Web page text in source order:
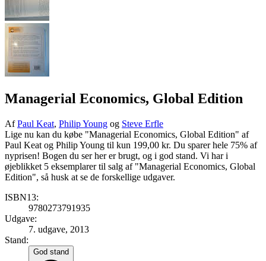
Managerial Economics, Global Edition
AfPaul Keat, Philip Young og Steve Erfle
Lige nu kan du købe "Managerial Economics, Global Edition" af
Paul Keat og Philip Young til kun 199,00 kr. Du sparer hele 75% af
nyprisen! Bogen du ser her er brugt, og i god stand. Vi har i
øjeblikket 5 eksemplarer til salg af "Managerial Economics, Global
Edition", så husk at se de forskellige udgaver.
ISBN13:
9780273791935
Udgave:
7. udgave, 2013
Stand:
God stand